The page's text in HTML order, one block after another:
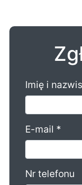
Imię i
E-mail *
Nr telefonu